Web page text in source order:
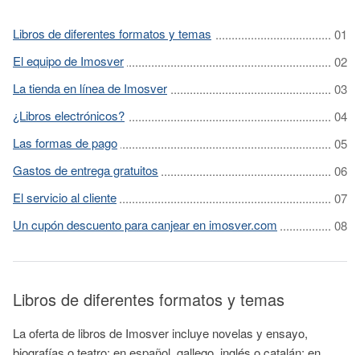
Libros de diferentes formatos y temas
El equipo de Imosver
La tienda en línea de Imosver
¿Libros electrónicos?
Las formas de pago
Gastos de entrega gratuitos
El servicio al cliente
Un cupón descuento para canjear en imosver.com
Libros de diferentes formatos y temas
La oferta de libros de Imosver incluye novelas y ensayo,